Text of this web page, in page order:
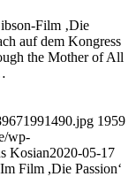
Film ‚Die
auf dem Kongress
the Mother of All
1959
wp-
Kosian2020-05-17
Film ,Die Passion‘